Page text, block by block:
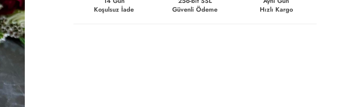
Koşulsuz İade
Güvenli Ödeme
Hızlı Kargo